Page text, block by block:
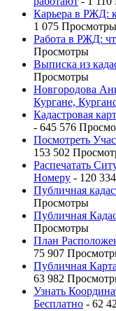
Карьера в РЖД:
1 075 Просмотры
Работа в РЖД:
Просмотры
Выписка из
Просмотры
Новгородова
Кургане,
Кадастровая
- 645 576
Посмотреть
153 502
Распечатать
Номеру - 120
Публичная
Просмотры
Публичная
Просмотры
План
75 907
Публичная
63 982
Узнать
Бесплатно - 62